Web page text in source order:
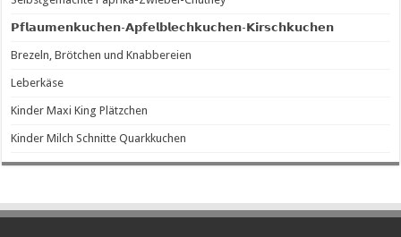
𝗣𝗳𝗹𝗮𝘂𝗺𝗲𝗻𝗸𝘂𝗰𝗵𝗲𝗻-𝗔𝗽𝗳𝗲𝗹𝗯𝗹𝗲𝗰𝗵𝗸𝘂𝗰𝗵𝗲𝗻-𝗞𝗶𝗿𝘀𝗰𝗵𝗸𝘂𝗰𝗵𝗲𝗻
Brezeln, Brötchen und Knabbereien
Leberkäse
Kinder Maxi King Plätzchen
Kinder Milch Schnitte Quarkkuchen